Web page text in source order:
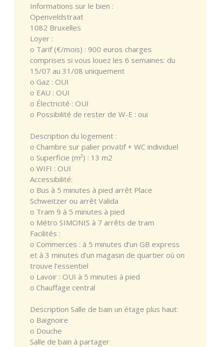
Informations sur le bien :
Openveldstraat
1082 Bruxelles
Loyer :
o Tarif (€/mois) : 900 euros charges
comprises si vous louez les 6 semaines: du
15/07 au 31/08 uniquement
o Gaz : OUI
o EAU : OUI
o Électricité : OUI
o Possibilité de rester de W-E : oui
Description du logement :
o Chambre sur palier privatif + WC individuel
o Superficie (m²) : 13 m2
o WIFI : OUI
Accessibilité:
o Bus à 5 minutes à pied arrêt Place
Schweitzer ou arrêt Valida
o Tram 9 à 5 minutes à pied
o Métro SIMONIS à 7 arrêts de tram
Facilités :
o Commerces : à 5 minutes d’un GB express
et à 3 minutes d’un magasin de quartier où on
trouve l’essentiel
o Lavoir : OUI à 5 minutes à pied
o Chauffage central
Description Salle de bain un étage plus haut:
o Baignoire
o Douche
Salle de bain à partager